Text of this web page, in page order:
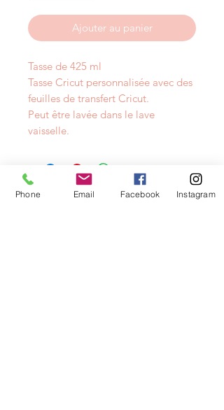
Ajouter au panier
Tasse de 425 ml
Tasse Cricut personnalisée avec des
feuilles de transfert Cricut.
Peut être lavée dans le lave
vaisselle.
NEWSLETTER
Phone Email Facebook Instagram